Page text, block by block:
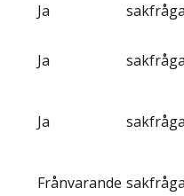
Ja
Ja
Ja
Frånvarande